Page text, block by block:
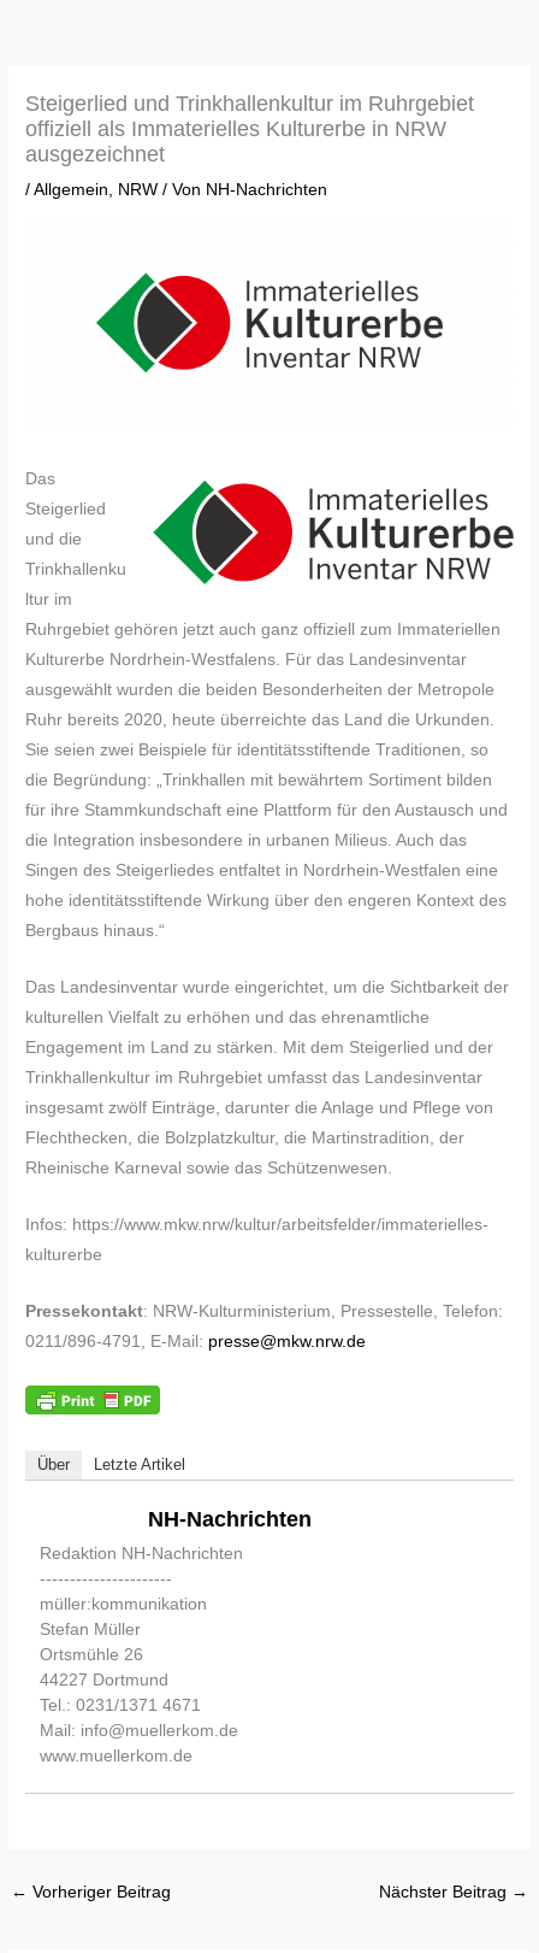
Steigerlied und Trinkhallenkultur im Ruhrgebiet
offiziell als Immaterielles Kulturerbe in NRW
ausgezeichnet
/Allgemein, NRW / Von NH-Nachrichten
Das
Steigerlied
und die
Trinkhallenku
ltur im
Ruhrgebiet gehören jetzt auch ganz offiziell zum Immateriellen
Kulturerbe Nordrhein-Westfalens. Für das Landesinventar
ausgewählt wurden die beiden Besonderheiten der Metropole
Ruhr bereits 2020, heute überreichte das Land die Urkunden.
Sie seien zwei Beispiele für identitätsstiftende Traditionen, so
die Begründung: „Trinkhallen mit bewährtem Sortiment bilden
für ihre Stammkundschaft eine Plattform für den Austausch und
die Integration insbesondere in urbanen Milieus. Auch das
Singen des Steigerliedes entfaltet in Nordrhein-Westfalen eine
hohe identitätsstiftende Wirkung über den engeren Kontext des
Bergbaus hinaus.“
Das Landesinventar wurde eingerichtet, um die Sichtbarkeit der
kulturellen Vielfalt zu erhöhen und das ehrenamtliche
Engagement im Land zu stärken. Mit dem Steigerlied und der
Trinkhallenkultur im Ruhrgebiet umfasst das Landesinventar
insgesamt zwölf Einträge, darunter die Anlage und Pflege von
Flechthecken, die Bolzplatzkultur, die Martinstradition, der
Rheinische Karneval sowie das Schützenwesen.
Infos: https://www.mkw.nrw/kultur/arbeitsfelder/immaterielles-
kulturerbe
Pressekontakt: NRW-Kulturministerium, Pressestelle, Telefon:
0211/896-4791, E-Mail: presse@mkw.nrw.de
Über Letzte Artikel
NH-Nachrichten
Redaktion NH-Nachrichten
----------------------
müller:kommunikation
Stefan Müller
Ortsmühle 26
44227 Dortmund
Tel.: 0231/1371 4671
Mail: info@muellerkom.de
www.muellerkom.de
← Vorheriger Beitrag Nächster Beitrag →